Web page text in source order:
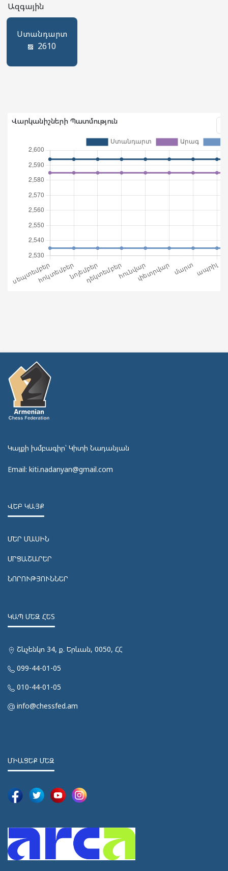
Ազգային
Ստանդարտ
2610
Վարկանիշների Պատմություն
Կայքի խմբագիր՝ Կիտի Նադանյան
Email: kiti.nadanyan@gmail.com
ՎԵԲ ԿԱՅՔ
ՄԵՐ ՄԱՍԻՆ
ՄՐՑԱՇԱՐԵՐ
ՆՈՐՈՒԹՅՈՒՆՆԵՐ
ԿԱՊ ՄԵԶ ՀԵՏ
Շևչենկո 34, ք. Երևան, 0050, ՀՀ
099-44-01-05
010-44-01-05
info@chessfed.am
ՄԻԱՑԵՔ ՄԵԶ